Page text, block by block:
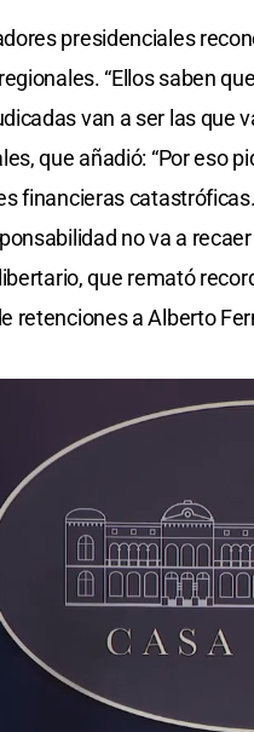
presidenciales
“Ellos saben
van a ser las que
que añadió: “Por eso
financieras
no va a
que remató
retenciones a Alberto